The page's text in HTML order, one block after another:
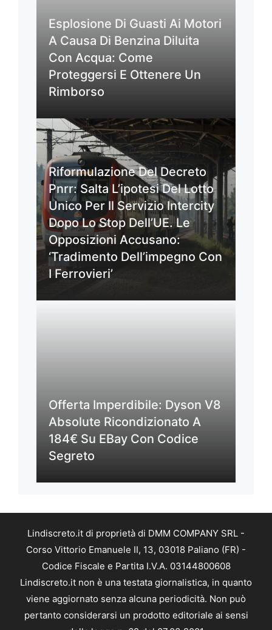
Esplosione Di Guasti Ai Motori
A Causa Di Benzina Diluita
Con Acqua: Come
Proteggersi E Ottenere Un
Rimborso
Riformulazione Del Decreto
Pnrr: Salta L’ipotesi Del Lotto
Unico Per Il Servizio Intercity
Dopo Lo Stop Dell’UE. Le
Opposizioni Accusano:
‘Tradimento Dell’impegno Con
I Ferrovieri’
Offerta Imperdibile: Dyson V8
Absolute Ricondizionato A
184€ Su EBay Con Codice
Segreto
Lindiscreto.it di proprietà di DMM COMPANY SRL -
Corso Vittorio Emanuele II, 13, 03018 Paliano (FR) -
Codice Fiscale e Partita I.V.A. 03144800608
Lindiscreto.it non è una testata giornalistica, in quanto
viene aggiornato senza alcuna periodicità. Non può
pertanto considerarsi un prodotto editoriale ai sensi